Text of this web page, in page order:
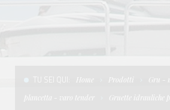
SOSTENIBILITÀ E CSR
TERMINI E CONDIZIONI D'USO
GRU - MOVIMENTAZIONE
UNICA - CUSTOM
SOFT TOP
TU SEI QUI: Home Prodotti
Gru -
plancetta - varo tender
Gruette idrauliche